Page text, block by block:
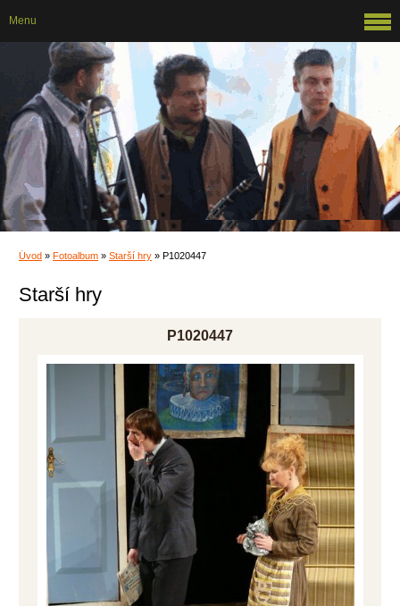
Úvod » Fotoalbum » Starší hry » P1020447
Starší hry
P1020447
Menu